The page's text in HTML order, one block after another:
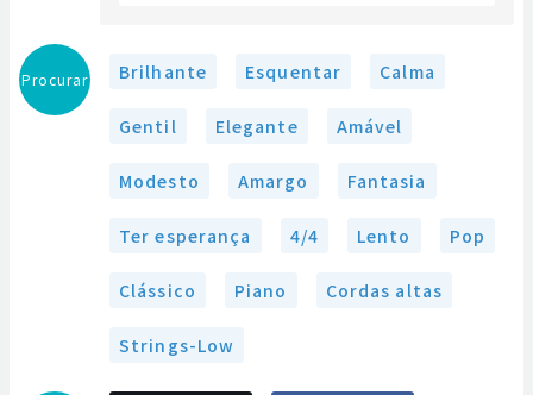
Procurar Brilhante Esquentar Calma
Gentil Elegante Amável
Modesto Amargo Fantasia
Ter esperança 4/4 Lento Pop
Clássico Piano Cordas altas
Strings-Low